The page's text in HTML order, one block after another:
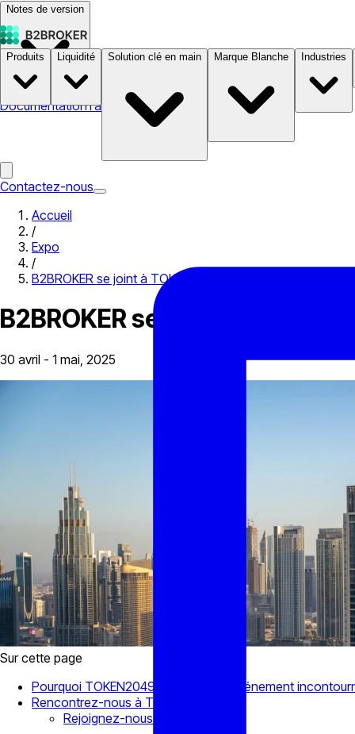
Notes de version
DocumentationTarifs B2STORE
Produits Liquidité Solution clé en main Marque Blanche Industries
Contactez-nous
Accueil
/
Expo
/
B2BROKER se joint à TOKEN2049 Dubai – The Premier
B2BROKER se joint à
30 avril - 1 mai, 2025
Sur cette page
Pourquoi TOKEN2049 Dubaï est un événement
Rencontrez-nous à TOKEN2049
Rejoignez-nous à Dubaï!